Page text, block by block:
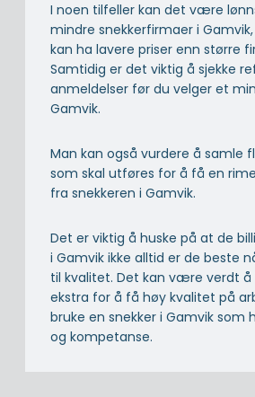
I noen tilfeller kan det være
mindre snekkerfirmaer i
kan ha lavere priser enn større
Samtidig er det viktig å sjekke
anmeldelser før du velger et
Gamvik.
Man kan også vurdere å samle
som skal utføres for å få en
fra snekkeren i Gamvik.
Det er viktig å huske på at de
i Gamvik ikke alltid er de beste
til kvalitet. Det kan være verdt
ekstra for å få høy kvalitet på
bruke en snekker i Gamvik som
og kompetanse.